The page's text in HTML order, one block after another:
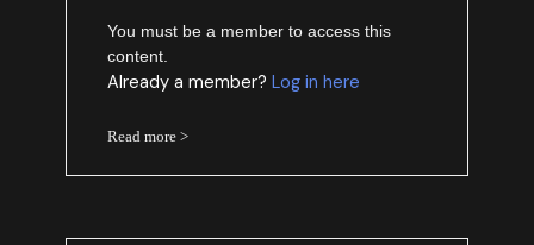
You must be a member to access this
content.
Already a member?Log in here
Read more >